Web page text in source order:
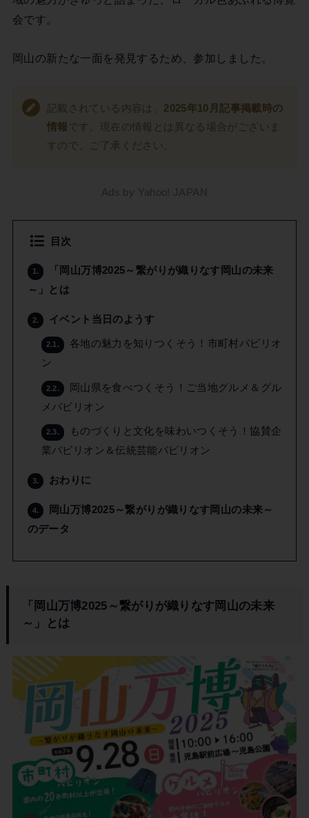
会です。
岡山の新たな一面を発見するため、参加しました。
記載されている内容は、 2025年10月記事掲載時の
情報です。現在の情報とは異なる場合がございま
すので、ご了承ください。
Ads by Yahoo! JAPAN
目次
1.
「岡山万博2025～繋がりが織りなす岡山の未来
～」とは
2. イベント当日のようす
2.1.
各地の魅力を知りつくそう！市町村パビリオ
ン
2.2.
岡山県を食べつくそう！ご当地グルメ＆グル
メパビリオン
2.3.
ものづくりと文化を味わいつくそう！協賛企
業パビリオン＆伝統芸能パビリオン
3. おわりに
4.
岡山万博2025～繋がりが織りなす岡山の未来～
のデータ
「岡山万博2025～繋がりが織りなす岡山の未来
～」とは